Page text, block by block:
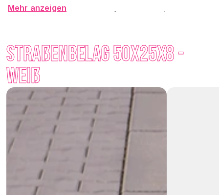
Erhältlich in zwei Farben – naturfarben und weiß
zuverlässig – diese unauffällige Sicherheit, die das Ganze
zusammenhält.
Wenn Sie die Richtung halten und dem Raum Struktur geben
müssen – Begrenzung steht immer bereit, ihren Platz
einzunehmen.
Mehr anzeigen
Straßenbelag 50x25x8 -
Weiß